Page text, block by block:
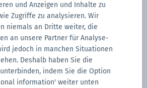
Faltpavillon mit CARE und
von Mastertent, die Sie
höhere Gewalt geltend machen
und Anzeigen und Inhalte zu
Zugriffe zu analysieren. Wir
niemals an Dritte weiter, die
an unsere Partner für Analyse-
jedoch in manchen Situationen
Deshalb haben Sie die
indem Sie die Option
information' weiter unten